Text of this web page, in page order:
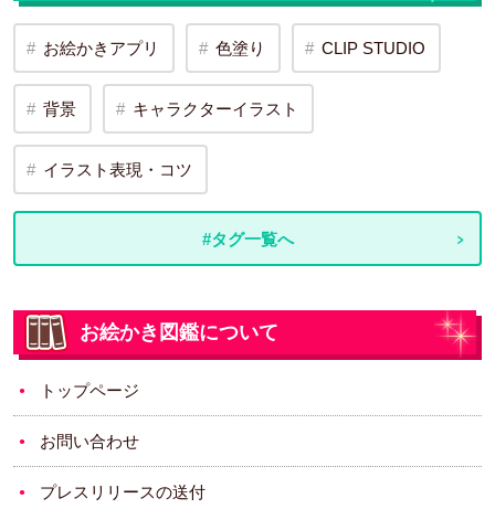
お絵かきアプリ 色塗り CLIP STUDIO
背景 キャラクターイラスト
イラスト表現・コツ
#タグ一覧へ
お絵かき図鑑について
トップページ
お問い合わせ
プレスリリースの送付